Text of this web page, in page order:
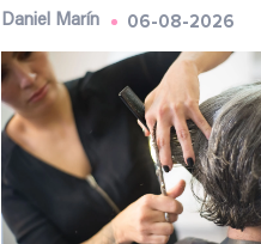
Daniel Marín 06-08-2026